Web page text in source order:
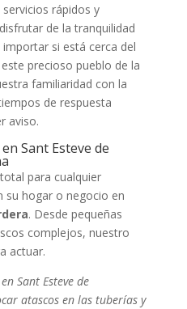
rápidos y
de la tranquilidad
si está cerca del
precioso pueblo de la
familiaridad con la
de respuesta
aviso.
Sant Esteve de
para cualquier
su hogar o negocio en
. Desde pequeñas
complejos, nuestro
actuar.
Sant Esteve de
atascos en las tuberías y